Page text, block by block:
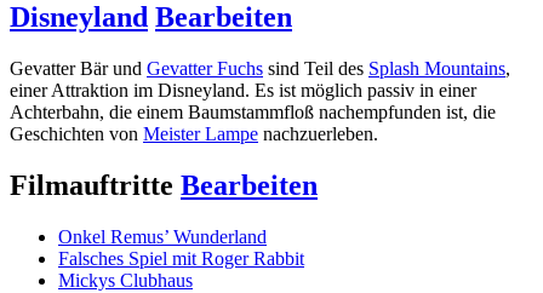
Disneyland Bearbeiten
Gevatter Bär und Gevatter Fuchs sind Teil des Splash Mountains,
einer Attraktion im Disneyland. Es ist möglich passiv in einer
Achterbahn, die einem Baumstammfloß nachempfunden ist, die
Geschichten von Meister Lampe nachzuerleben.
Filmauftritte Bearbeiten
Onkel Remus’ Wunderland
Falsches Spiel mit Roger Rabbit
Mickys Clubhaus